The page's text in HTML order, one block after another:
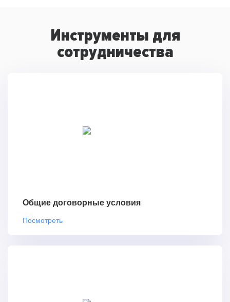
Инструменты для
сотрудничества
Общие договорные условия
Посмотреть